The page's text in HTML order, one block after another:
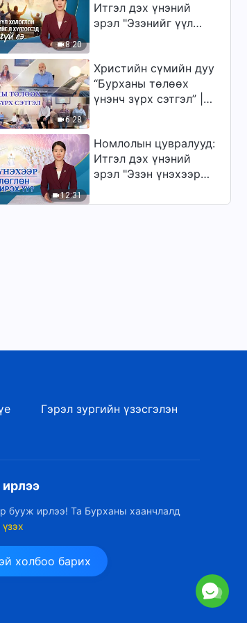
8:20
Итгэл дэх үнэний
эрэл "Эзэнийг үүл
золгүй еэ"
6:28
Христийн сүмийн дуу
“Бурханы төлөөх
үнэнч зүрх сэтгэл” |
12:31
Номлолын цувралууд:
Итгэл дэх үнэний
эрэл "Эзэн үнэхээр
ирэх үү?"
Гэрэл зургийн үзэсгэлэн
бууж ирлээ! Та Бурханы хаанчлалд
холбоо барих